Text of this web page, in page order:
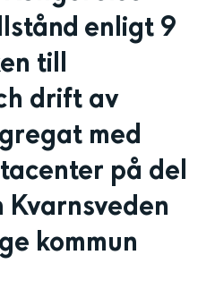
enligt 9
till
drift av
med
på del
kommun